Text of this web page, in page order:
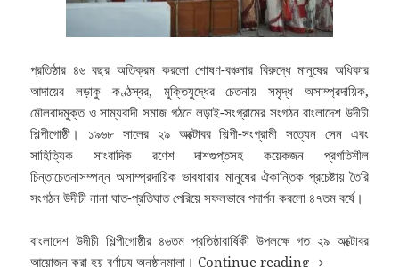
প্রতিষ্ঠার ৪৬ বছর অতিক্রম করলো শোষণ-বঞ্চনার বিরুদ্ধে মানুষের অধিকার
আদায়ের লড়াকু কণ্ঠস্বর, মুক্তিযুদ্ধের চেতনায় সমৃদ্ধ অসাম্প্রদায়িক,
মৌলবাদমুক্ত ও সাম্যবাদী সমাজ গঠনে লড়াই-সংগ্রামের সংগঠন বাংলাদেশ উদীচী
শিল্পীগোষ্ঠী। ১৯৬৮ সালের ২৯ অক্টোবর শিল্পী-সংগ্রামী সত্যেন সেন এবং
সাহিত্যিক সাংবাদিক রণেশ দাশগুপ্তসহ কয়েকজন প্রগতিশীল
চিন্তাচেতনাসম্পন্ন অসাম্প্রদায়িক ভাবধারার মানুষের ঐকান্তিক প্রচেষ্টায় তৈরি
সংগঠন উদীচী নানা ঘাত-প্রতিঘাত পেরিয়ে সফলভাবে পদার্পন করলো ৪৭তম বর্ষে।
বাংলাদেশ উদীচী শিল্পীগোষ্ঠীর ৪৬তম প্রতিষ্ঠাবার্ষিকী উপলক্ষে গত ২৯ অক্টোবর
আয়োজন করা হয় বর্ণাঢ্য অনুষ্ঠানমালা।Continue reading ৪৬তম